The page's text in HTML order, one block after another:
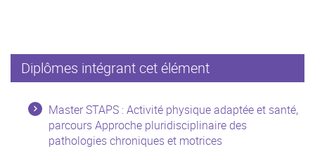
Diplômes intégrant cet élément
Master STAPS : Activité physique adaptée et santé,
parcours Approche pluridisciplinaire des
pathologies chroniques et motrices